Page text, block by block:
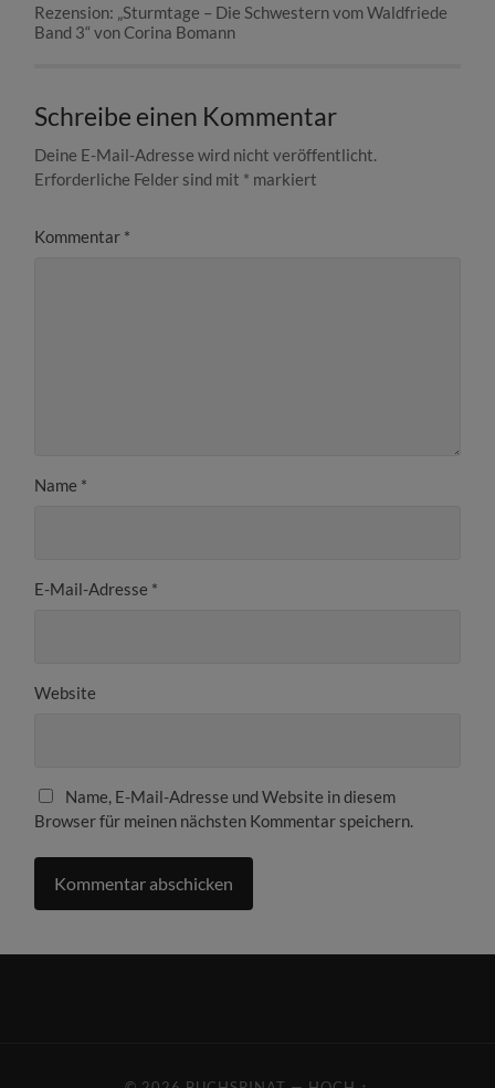
Rezension: „Sturmtage – Die Schwestern vom Waldfriede
Band 3“ von Corina Bomann
Schreibe einen Kommentar
Deine E-Mail-Adresse wird nicht veröffentlicht.
Erforderliche Felder sind mit * markiert
Kommentar *
Name *
E-Mail-Adresse *
Website
Name, E-Mail-Adresse und Website in diesem
Browser für meinen nächsten Kommentar speichern.